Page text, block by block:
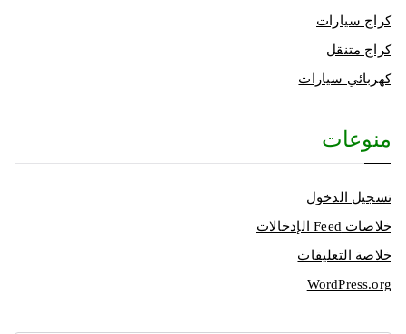
كراج سيارات
كراج متنقل
كهربائي سيارات
منوعات
تسجيل الدخول
خلاصات Feed الإدخالات
خلاصة التعليقات
WordPress.org